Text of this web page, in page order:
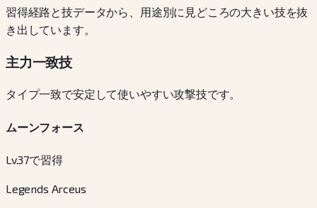
習得経路と技データから、用途別に見どころの大きい技を抜
き出しています。
主力一致技
タイプ一致で安定して使いやすい攻撃技です。
ムーンフォース
Lv.37で習得
Legends Arceus